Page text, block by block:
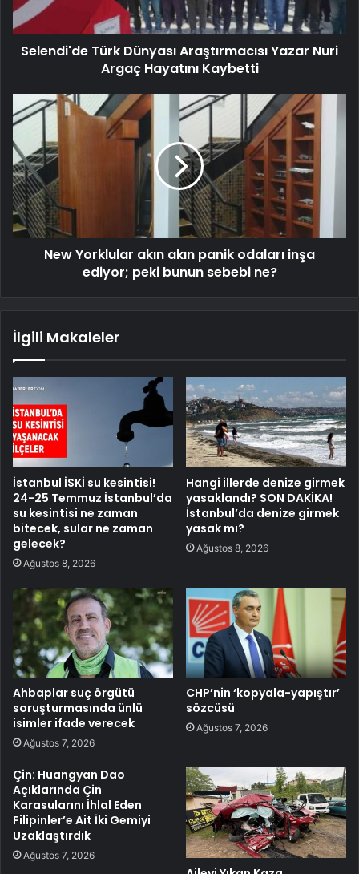
Selendi'de Türk Dünyası Araştırmacısı Yazar Nuri
Argaç Hayatını Kaybetti
New Yorklular akın akın panik odaları inşa
ediyor; peki bunun sebebi ne?
İlgili Makaleler
İstanbul İSKİ su kesintisi!
24-25 Temmuz İstanbul’da
su kesintisi ne zaman
bitecek, sular ne zaman
gelecek?
Ağustos 8, 2026
Hangi illerde denize girmek
yasaklandı? SON DAKİKA!
İstanbul’da denize girmek
yasak mı?
Ağustos 8, 2026
Ahbaplar suç örgütü
soruşturmasında ünlü
isimler ifade verecek
Ağustos 7, 2026
CHP’nin ‘kopyala-yapıştır’
sözcüsü
Ağustos 7, 2026
Çin: Huangyan Dao
Açıklarında Çin
Karasularını İhlal Eden
Filipinler’e Ait İki Gemiyi
Uzaklaştırdık
Ağustos 7, 2026